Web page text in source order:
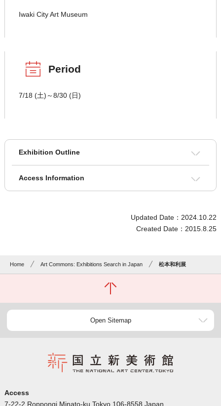
Iwaki City Art Museum
Period
7/18 (土)～8/30 (日)
Exhibition Outline
Access Information
Updated Date：2024.10.22
Created Date：2015.8.25
Home Art Commons: Exhibitions Search in Japan 松本和利展
Open Sitemap
Access
7-22-2 Roppongi Minato-ku Tokyo 106-8558 Japan